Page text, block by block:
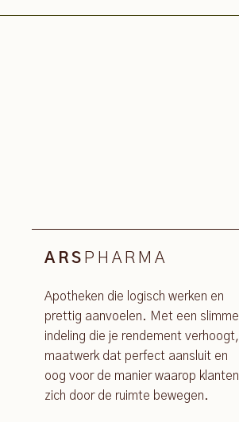
ARS PHARMA
Apotheken die logisch werken en
prettig aanvoelen. Met een slimme
indeling die je rendement verhoogt,
maatwerk dat perfect aansluit en
oog voor de manier waarop klanten
zich door de ruimte bewegen.